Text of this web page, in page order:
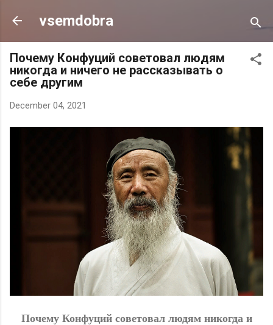
Skip to main content
vsemdobra
Почему Конфуций советовал людям
никогда и ничего не рассказывать о
себе другим
December 04, 2021
Почему Конфуций советовал людям никогда и